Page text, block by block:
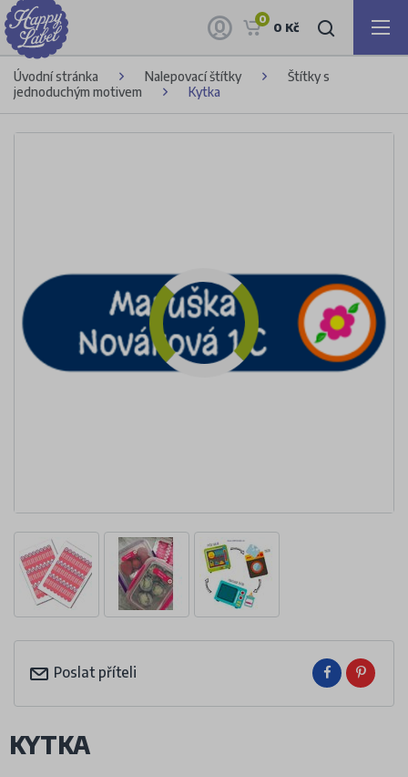
0
0 Kč
Úvodní stránka Nalepovací štítky
Štítky s
jednoduchým motivem
Kytka
Poslat příteli
KYTKA